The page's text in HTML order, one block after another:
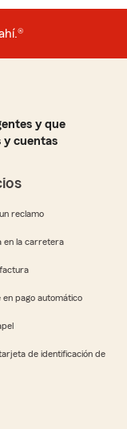
y que
y cuentas
reclamo
en la carretera
en pago automático
de identificación de